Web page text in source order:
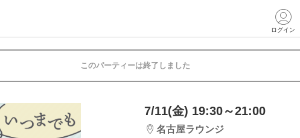
ログイン
このパーティーは終了しました
7/11(金) 19:30～21:00
名古屋ラウンジ